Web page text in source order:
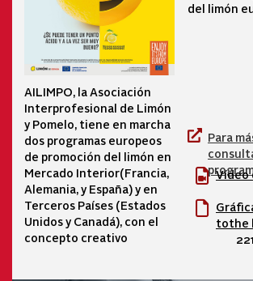
AILIMPO, la Asociación
Interprofesional de Limón
y Pomelo, tiene en marcha
dos programas europeos
de promoción del limón en
Mercado Interior(Francia,
Alemania, y España) y en
Terceros Países (Estados
Unidos y Canadá), con el
concepto creativo
del limón
Para
Vídeo
tothe